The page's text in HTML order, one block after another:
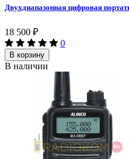
Двухдиапазонная цифровая
18 500 ₽
0
В корзину
В наличии